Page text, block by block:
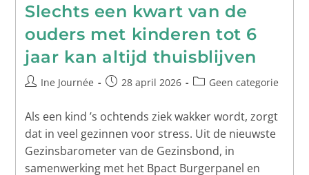
Slechts een kwart van de
ouders met kinderen tot 6
jaar kan altijd thuisblijven
Ine Journée 28 april 2026 Geen categorie
Als een kind ’s ochtends ziek wakker wordt, zorgt
dat in veel gezinnen voor stress. Uit de nieuwste
Gezinsbarometer van de Gezinsbond, in
samenwerking met het Bpact Burgerpanel en